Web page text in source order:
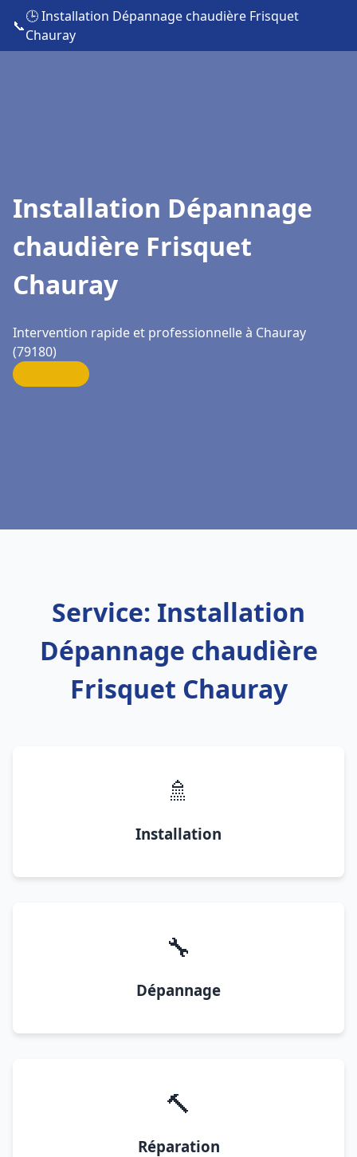
📞
🕒 Installation Dépannage chaudière Frisquet
Chauray
Installation Dépannage
chaudière Frisquet
Chauray
Intervention rapide et professionnelle à Chauray
(79180)
Service: Installation
Dépannage chaudière
Frisquet Chauray
🚿
Installation
🔧
Dépannage
🔨
Réparation